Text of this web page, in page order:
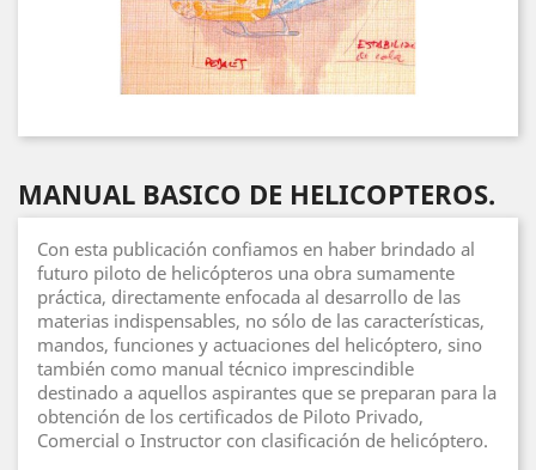
MANUAL BASICO DE HELICOPTEROS.
Con esta publicación confiamos en haber brindado al
futuro piloto de helicópteros una obra sumamente
práctica, directamente enfocada al desarrollo de las
materias indispensables, no sólo de las características,
mandos, funciones y actuaciones del helicóptero, sino
también como manual técnico imprescindible
destinado a aquellos aspirantes que se preparan para la
obtención de los certificados de Piloto Privado,
Comercial o Instructor con clasificación de helicóptero.